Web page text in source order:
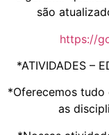
são
https://
*ATIVIDADES –
*Oferecemos tudo
as